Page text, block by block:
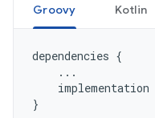
Groovy Kotlin
dependencies {
...
implementation
}